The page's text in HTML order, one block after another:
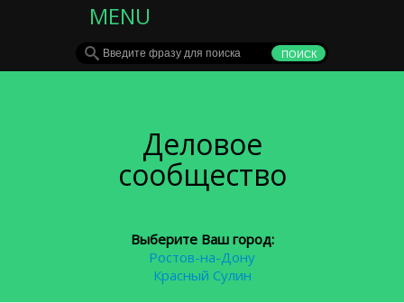
MENU
Деловое
сообщество
Выберите Ваш город:
Ростов-на-Дону
Красный Сулин